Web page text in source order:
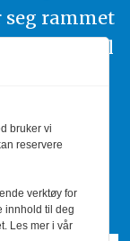
seg rammet
til
Du kan
Faglige
bruker vi
reservere
verktøy for
innhold til deg
Les mer i vår